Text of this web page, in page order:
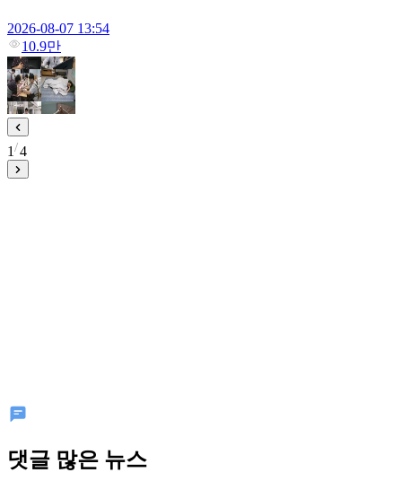
2026-08-07 13:54
10.9만
1 4
댓글 많은 뉴스